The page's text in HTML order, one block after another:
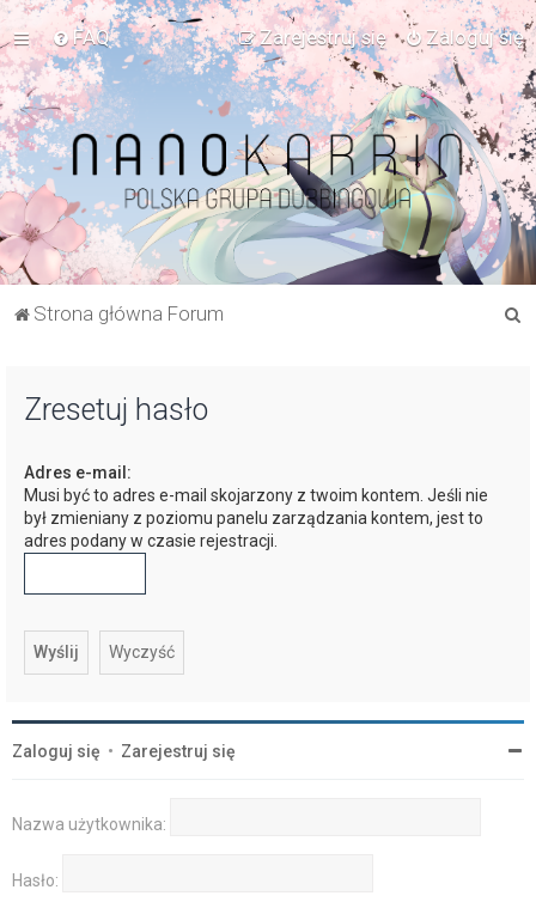
FAQ Zaloguj się
Zarejestruj się
Strona główna Forum
Zresetuj hasło
Adres e-mail:
Musi być to adres e-mail skojarzony z twoim kontem. Jeśli nie
był zmieniany z poziomu panelu zarządzania kontem, jest to
adres podany w czasie rejestracji.
Zaloguj się • Zarejestruj się
Nazwa użytkownika:
Hasło: